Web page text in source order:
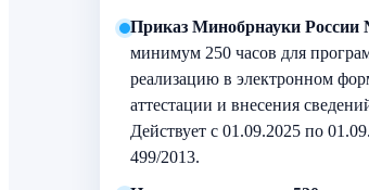
Приказ Минобрнауки России
минимум 250 часов для
реализацию в электронном
аттестации и внесения
Действует с 01.09.2025 по
499/2013.